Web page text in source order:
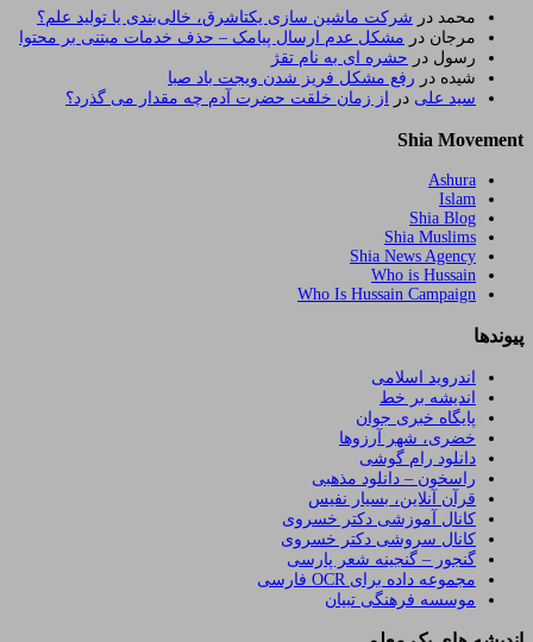
محمد در شرکت ماشین سازی یکتاشرق، خالی‌بندی یا تولید علم؟
مرجان در مشکل عدم ارسال پیامک – حذف خدمات مبتنی بر محتوا
رسول در حشره ای به نام تقژ
شیده در رفع مشکل فریز شدن ویجت باد صبا
سید علی در از زمان خلقت حضرت آدم چه مقدار می گذرد؟
Shia Movement
Ashura
Islam
Shia Blog
Shia Muslims
Shia News Agency
Who is Hussain
Who Is Hussain Campaign
پیوندها
اندروید اسلامی
اندیشه بر خط
پایگاه خبری جوان
خضری، شهر آرزوها
دانلود رام گوشی
راسخون – دانلود مذهبی
قرآن آنلاین، بسیار نفیس
کانال آموزشی دکتر خسروی
کانال سروشی دکتر خسروی
گنجور – گنجینه شعر پارسی
مجموعه داده برای OCR فارسی
موسسه فرهنگی تبیان